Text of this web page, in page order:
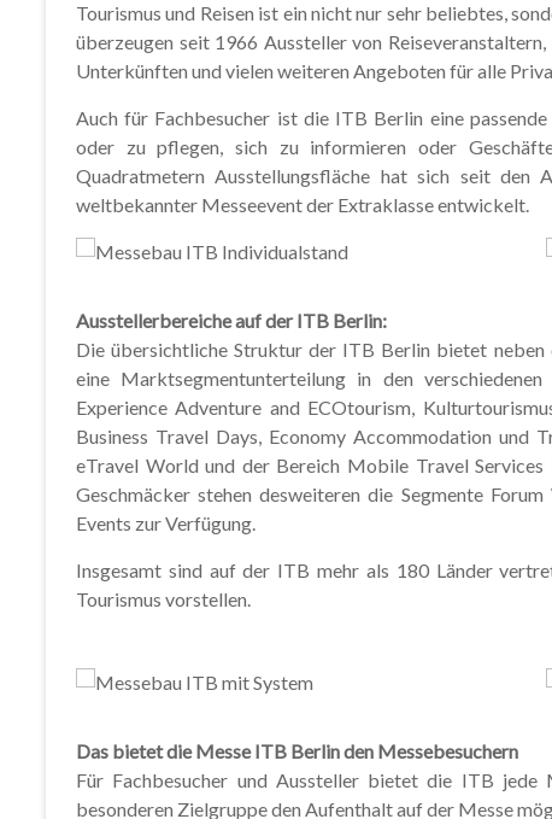
Tourismus und Reisen ist ein nicht nur sehr beliebtes,
überzeugen seit 1966 Aussteller von
Unterkünften und vielen weiteren Angeboten für alle
Auch für Fachbesucher ist die ITB Berlin eine
oder zu pflegen, sich zu informieren oder
Quadratmetern Ausstellungsfläche hat sich seit den
weltbekannter Messeevent der Extraklasse entwickelt.
Ausstellerbereiche auf der ITB Berlin:
Die übersichtliche Struktur der ITB Berlin bietet neben
eine Marktsegmentunterteilung in den
Experience Adventure and ECOtourism,
Business Travel Days, Economy Accommodation und
eTravel World und der Bereich Mobile Travel
Geschmäcker stehen desweiteren die Segmente
Events zur Verfügung.
Insgesamt sind auf der ITB mehr als 180 Länder
Tourismus vorstellen.
Das bietet die Messe ITB Berlin den Messebesuchern
Für Fachbesucher und Aussteller bietet die ITB jede
besonderen Zielgruppe den Aufenthalt auf der Messe